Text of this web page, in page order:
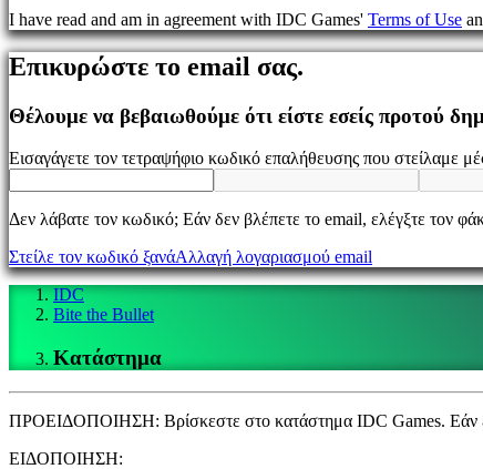
Εκδηλώσεις
εντός
παιχνιδιού
Μαζικής
Οδηγοί
Gifts
Plays
Υποστήριξη
FAQ
Λογαριασμός
Εγγραφείτε
Ξεχάσατε
I have read and am in agreement with IDC Games' Terms of Use
Επικυρώστε το email σας.
Θέλουμε να βεβαιωθούμε ότι είστε εσείς προτού
Εισαγάγετε τον τετραψήφιο κωδικό επαλήθευσης που στείλαμε
Δεν λάβατε τον κωδικό; Εάν δεν βλέπετε το email, ελέγξτε τον
Στείλε τον κωδικό ξανάΑλλαγή λογαριασμού email
IDC
Bite the Bullet
Κατάστημα
ΠΡΟΕΙΔΟΠΟΙΗΣΗ: Βρίσκεστε στο κατάστημα IDC Games. Εάν
ΕΙΔΟΠΟΙΗΣΗ: